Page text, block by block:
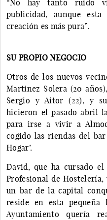
“No hay tanto ruido
publicidad, aunque
creación es más
SU PROPIO NEGOCIO
Otros de los nuevos
Martínez Solera (20
Sergio y Aitor (22), y
hicieron el pasado abril
para irse a vivir a
cogido las riendas del
Hogar’.
David, que ha cursado
Profesional de
un bar de la capital
reside en esta
Ayuntamiento quería